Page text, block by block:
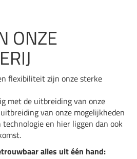
ONZE
flexibiliteit zijn onze sterke
met de uitbreiding van onze
van onze mogelijkheden
en hier liggen dan ook
alles uit één hand: